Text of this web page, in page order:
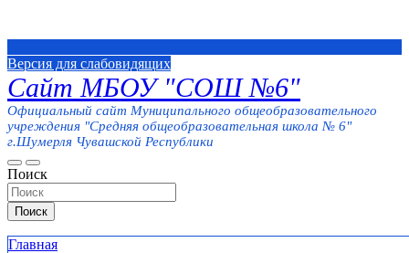
Версия для слабовидящих
Сайт МБОУ "СОШ №6"
Официальный сайт Муниципального общеобразовательного
учреждения "Средняя общеобразовательная школа № 6"
г.Шумерля Чувашской Республики
Поиск
Поиск
Главная